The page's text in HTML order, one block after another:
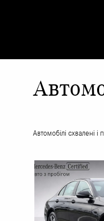
Автомобілі